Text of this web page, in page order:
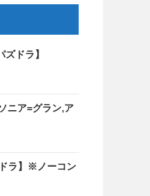
ドラ】
ニア=グラン,ア
ラ】※ノーコン